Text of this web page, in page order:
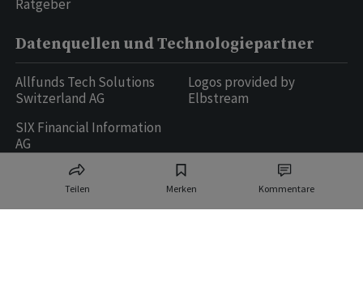
Teilen Merken Kommentare
Ratgeber
Datenquellen und Technologiepartner
Allfunds Tech Solutions
Switzerland AG
SIX Financial Information
AG
Logos provided by
Elbstream